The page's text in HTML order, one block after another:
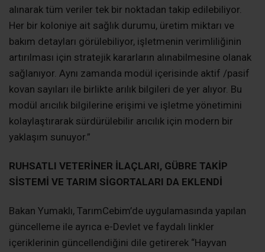
alınarak tüm veriler tek bir noktadan takip edilebiliyor.
Her bir koloniye ait sağlık durumu, üretim miktarı ve
bakım detayları görülebiliyor, işletmenin verimliliğinin
artırılması için stratejik kararların alınabilmesine olanak
sağlanıyor. Aynı zamanda modül içerisinde aktif /pasif
kovan sayıları ile birlikte arılık bilgileri de yer alıyor. Bu
modül arıcılık bilgilerine erişimi ve işletme yönetimini
kolaylaştırarak sürdürülebilir arıcılık için modern bir
yaklaşım sunuyor.”
RUHSATLI VETERİNER İLAÇLARI, GÜBRE TAKİP
SİSTEMİ VE TARIM SİGORTALARI DA EKLENDİ
Bakan Yumaklı, TarımCebim’de uygulamasında yapılan
güncelleme ile ayrıca e-Devlet ve faydalı linkler
içeriklerinin güncellendiğini dile getirerek “Hayvan